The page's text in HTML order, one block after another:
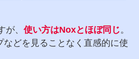
が、 使い方はNoxとほぼ同じ 。
などを見ることなく直感的に使